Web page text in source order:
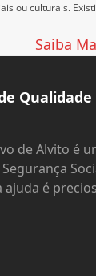
ou culturais.
Saiba
de Alvito é
ajuda é